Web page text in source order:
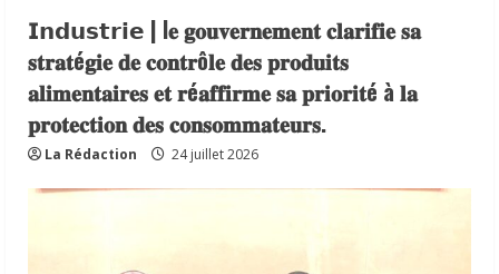
𝗜𝗻𝗱𝘂𝘀𝘁𝗿𝗶𝗲 | l𝐞 𝐠𝐨𝐮𝐯𝐞𝐫𝐧𝐞𝐦𝐞𝐧𝐭 𝐜𝐥𝐚𝐫𝐢𝐟𝐢𝐞 𝐬𝐚
𝐬𝐭𝐫𝐚𝐭é𝐠𝐢𝐞 𝐝𝐞 𝐜𝐨𝐧𝐭𝐫ô𝐥𝐞 𝐝𝐞𝐬 𝐩𝐫𝐨𝐝𝐮𝐢𝐭𝐬
𝐚𝐥𝐢𝐦𝐞𝐧𝐭𝐚𝐢𝐫𝐞𝐬 𝐞𝐭 𝐫é𝐚𝐟𝐟𝐢𝐫𝐦𝐞 𝐬𝐚 𝐩𝐫𝐢𝐨𝐫𝐢𝐭é à 𝐥𝐚
𝐩𝐫𝐨𝐭𝐞𝐜𝐭𝐢𝐨𝐧 𝐝𝐞𝐬 𝐜𝐨𝐧𝐬𝐨𝐦𝐦𝐚𝐭𝐞𝐮𝐫𝐬.
La Rédaction 24 juillet 2026